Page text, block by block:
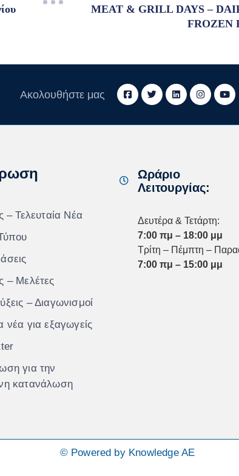
MEAT & GRILL DAYS –
FROZEN
Ακολουθήστε μας
– Τελευταία Νέα
– Μελέτες
– Διαγωνισμοί
νέα για εξαγωγείς
για την
κατανάλωση
Ωράριο
Λειτουργίας:
Δευτέρα & Τετάρτη:
7:00 πμ – 18:00 μμ
Τρίτη – Πέμπτη –
7:00 πμ – 15:00 μμ
© Powered by Knowledge AE